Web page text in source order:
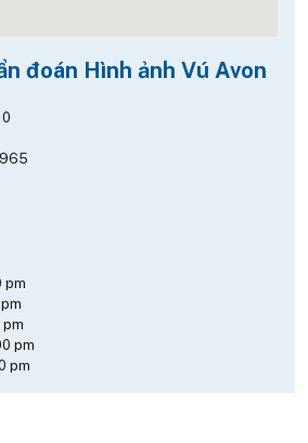
đoán Hình ảnh Vú Avon
pm
pm
pm
pm